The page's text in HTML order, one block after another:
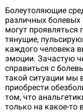
Болеутоляющие
различных
могут проявляться
тянущие,
каждого человека
эмоции. Зачастую
справиться с
такой ситуации мы
приобрести
том, что
только на какое-то